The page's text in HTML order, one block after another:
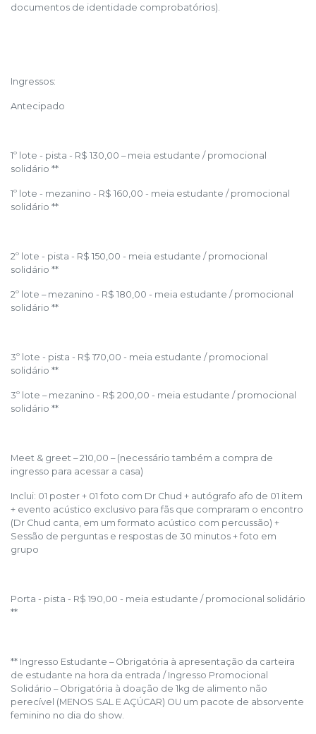
documentos de identidade comprobatórios).
Ingressos:
Antecipado
1º lote - pista - R$ 130,00 – meia estudante / promocional
solidário **
1º lote - mezanino - R$ 160,00 - meia estudante / promocional
solidário **
2º lote - pista - R$ 150,00 - meia estudante / promocional
solidário **
2º lote – mezanino - R$ 180,00 - meia estudante / promocional
solidário **
3º lote - pista - R$ 170,00 - meia estudante / promocional
solidário **
3º lote – mezanino - R$ 200,00 - meia estudante / promocional
solidário **
Meet & greet – 210,00 – (necessário também a compra de
ingresso para acessar a casa)
Inclui: 01 poster + 01 foto com Dr Chud + autógrafo afo de 01 item
+ evento acústico exclusivo para fãs que compraram o encontro
(Dr Chud canta, em um formato acústico com percussão) +
Sessão de perguntas e respostas de 30 minutos + foto em
grupo
Porta - pista - R$ 190,00 - meia estudante / promocional solidário
**
** Ingresso Estudante – Obrigatória à apresentação da carteira
de estudante na hora da entrada / Ingresso Promocional
Solidário – Obrigatória à doação de 1kg de alimento não
perecível (MENOS SAL E AÇÚCAR) OU um pacote de absorvente
feminino no dia do show.